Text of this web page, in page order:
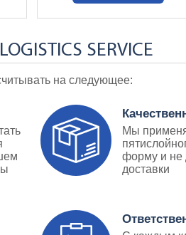
SERVICE
на следующее:
Мы
форму и не
доставки